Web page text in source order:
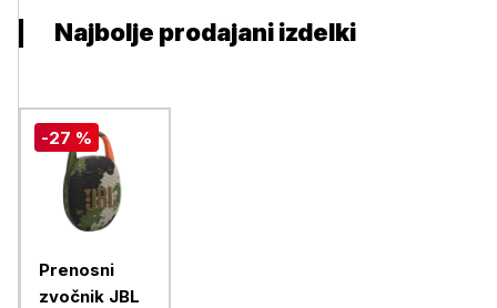
Najbolje prodajani izdelki
-27 %
Prenosni
zvočnik JBL